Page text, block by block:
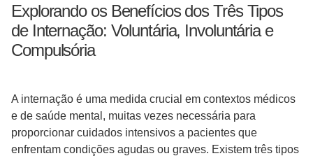
Explorando os Benefícios dos Três Tipos
de Internação: Voluntária, Involuntária e
Compulsória
A internação é uma medida crucial em contextos médicos
e de saúde mental, muitas vezes necessária para
proporcionar cuidados intensivos a pacientes que
enfrentam condições agudas ou graves. Existem três tipos